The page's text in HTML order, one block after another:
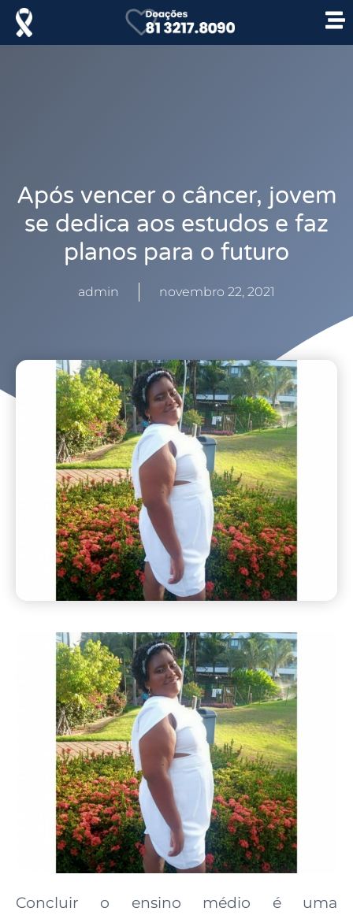
Após vencer o câncer, jovem
se dedica aos estudos e faz
planos para o futuro
admin novembro 22, 2021
Concluir o ensino médio é uma